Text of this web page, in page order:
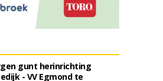
gunt herinrichting
- VV Egmond te